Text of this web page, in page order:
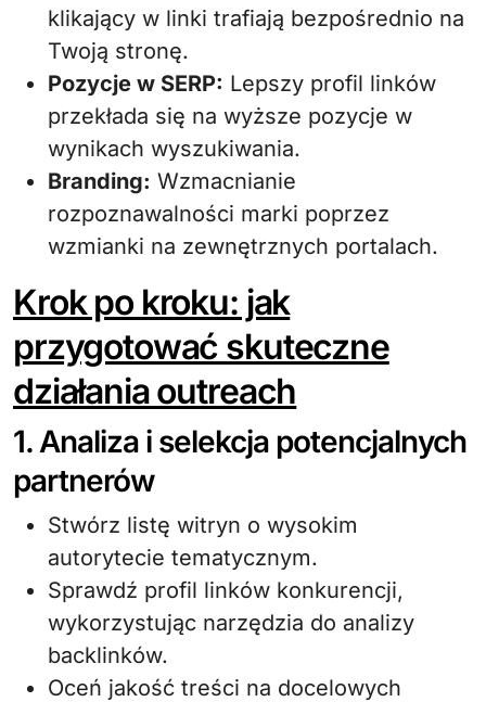
klikający w linki trafiają bezpośrednio na
Twoją stronę.
Pozycje w SERP: Lepszy profil linków
przekłada się na wyższe pozycje w
wynikach wyszukiwania.
Branding: Wzmacnianie
rozpoznawalności marki poprzez
wzmianki na zewnętrznych portalach.
Krok po kroku: jak
przygotować skuteczne
działania outreach
1. Analiza i selekcja potencjalnych
partnerów
Stwórz listę witryn o wysokim
autorytecie tematycznym.
Sprawdź profil linków konkurencji,
wykorzystując narzędzia do analizy
backlinków.
Oceń jakość treści na docelowych